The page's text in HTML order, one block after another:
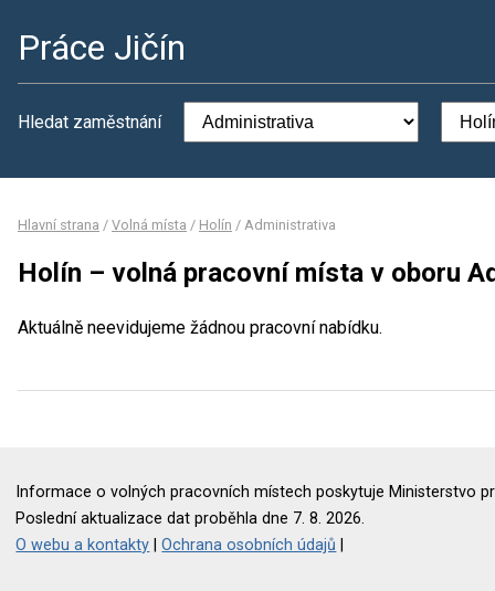
Práce Jičín
Hledat zaměstnání
Hlavní strana / Volná místa / Holín / Administrativa
Holín – volná pracovní místa v oboru
Aktuálně neevidujeme žádnou pracovní nabídku.
Informace o volných pracovních místech poskytuje Ministerstvo
Poslední aktualizace dat proběhla dne 7. 8. 2026.
O webu a kontakty |Ochrana osobních údajů